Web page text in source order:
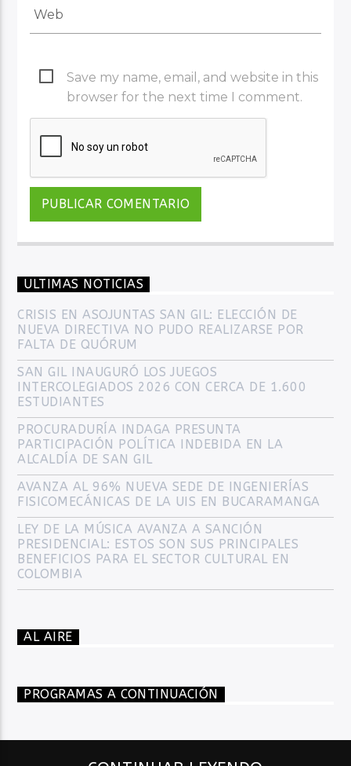
Save my name, email, and website in this
browser for the next time I comment.
ULTIMAS NOTICIAS
CRISIS EN ASOJUNTAS SAN GIL: ELECCIÓN DE
NUEVA DIRECTIVA NO PUDO REALIZARSE POR
FALTA DE QUÓRUM
SAN GIL INAUGURÓ LOS JUEGOS
INTERCOLEGIADOS 2026 CON CERCA DE 1.600
ESTUDIANTES
PROCURADURÍA INDAGA PRESUNTA
PARTICIPACIÓN POLÍTICA INDEBIDA EN LA
ALCALDÍA DE SAN GIL
AVANZA AL 96% NUEVA SEDE DE INGENIERÍAS
FISICOMECÁNICAS DE LA UIS EN BUCARAMANGA
LEY DE LA MÚSICA AVANZA A SANCIÓN
PRESIDENCIAL: ESTOS SON SUS PRINCIPALES
BENEFICIOS PARA EL SECTOR CULTURAL EN
COLOMBIA
AL AIRE
PROGRAMAS A CONTINUACIÓN